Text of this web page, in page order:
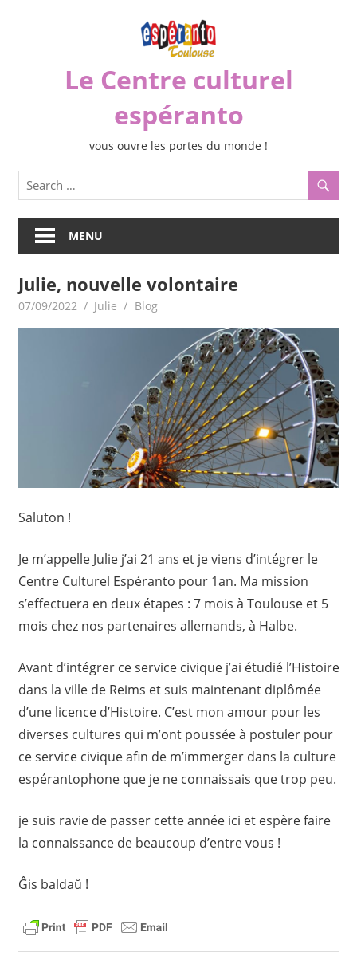
Le Centre culturel
espéranto
vous ouvre les portes du monde !
MENU
Julie, nouvelle volontaire
07/09/2022 Julie Blog
Saluton !
Je m’appelle Julie j’ai 21 ans et je viens d’intégrer le
Centre Culturel Espéranto pour 1an. Ma mission
s’effectuera en deux étapes : 7 mois à Toulouse et 5
mois chez nos partenaires allemands, à Halbe.
Avant d’intégrer ce service civique j’ai étudié l’Histoire
dans la ville de Reims et suis maintenant diplômée
d’une licence d’Histoire. C’est mon amour pour les
diverses cultures qui m’ont poussée à postuler pour
ce service civique afin de m’immerger dans la culture
espérantophone que je ne connaissais que trop peu.
je suis ravie de passer cette année ici et espère faire
la connaissance de beaucoup d’entre vous !
Ĝis baldaŭ !